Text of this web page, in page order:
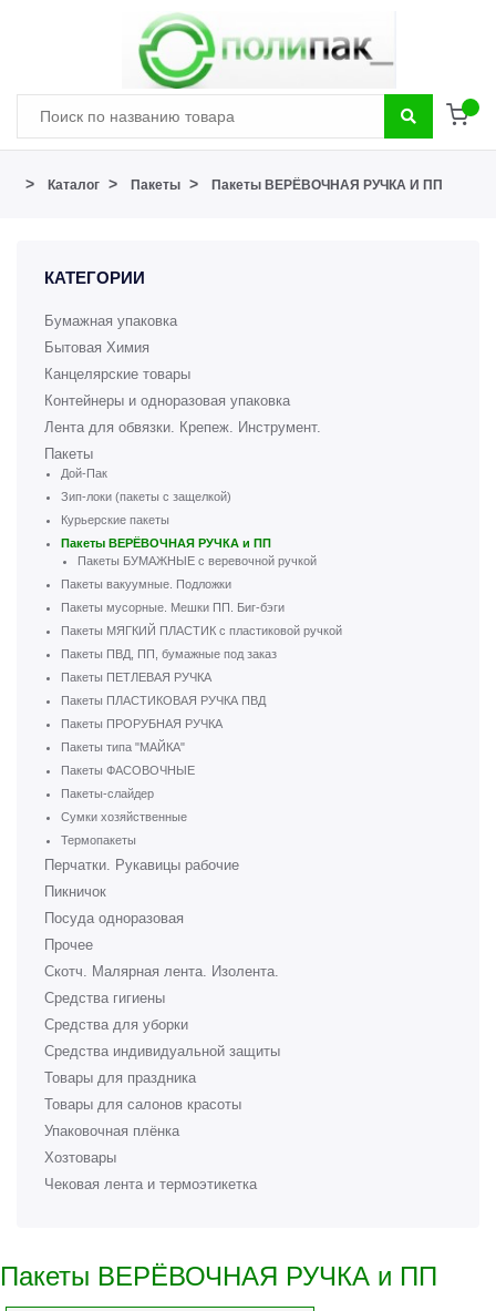
> Каталог > Пакеты > Пакеты ВЕРЁВОЧНАЯ РУЧКА И ПП
КАТЕГОРИИ
Бумажная упаковка
Бытовая Химия
Канцелярские товары
Контейнеры и одноразовая упаковка
Лента для обвязки. Крепеж. Инструмент.
Пакеты
Дой-Пак
Зип-локи (пакеты с защелкой)
Курьерские пакеты
Пакеты ВЕРЁВОЧНАЯ РУЧКА и ПП
Пакеты БУМАЖНЫЕ с веревочной ручкой
Пакеты вакуумные. Подложки
Пакеты мусорные. Мешки ПП. Биг-бэги
Пакеты МЯГКИЙ ПЛАСТИК с пластиковой ручкой
Пакеты ПВД, ПП, бумажные под заказ
Пакеты ПЕТЛЕВАЯ РУЧКА
Пакеты ПЛАСТИКОВАЯ РУЧКА ПВД
Пакеты ПРОРУБНАЯ РУЧКА
Пакеты типа "МАЙКА"
Пакеты ФАСОВОЧНЫЕ
Пакеты-слайдер
Сумки хозяйственные
Термопакеты
Перчатки. Рукавицы рабочие
Пикничок
Посуда одноразовая
Прочее
Скотч. Малярная лента. Изолента.
Средства гигиены
Средства для уборки
Средства индивидуальной защиты
Товары для праздника
Товары для салонов красоты
Упаковочная плёнка
Хозтовары
Чековая лента и термоэтикетка
Пакеты ВЕРЁВОЧНАЯ РУЧКА и ПП